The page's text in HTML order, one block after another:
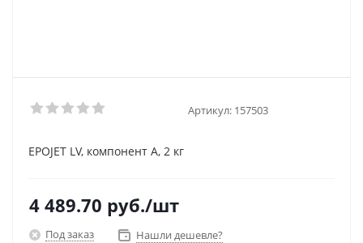
Артикул: 157503
EPOJET LV, компонент А, 2 кг
4 489.70 руб./шт
Под заказ Нашли дешевле?